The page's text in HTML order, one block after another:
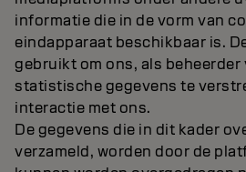
informatie die in de vorm van
eindapparaat beschikbaar is.
gebruikt om ons, als beheerder
statistische gegevens te
interactie met ons.
De gegevens die in dit kader
verzameld, worden door de